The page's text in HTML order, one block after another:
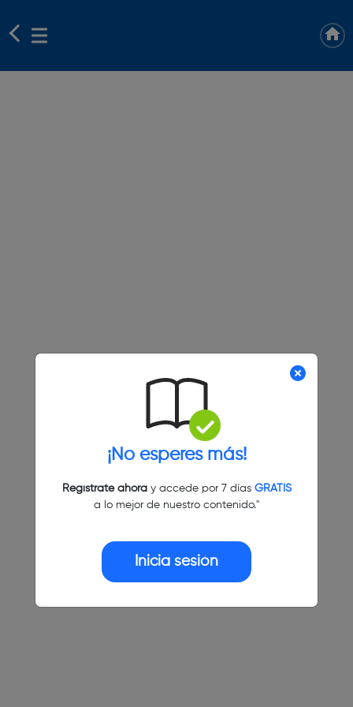
¡No esperes más!
Regístrate ahoray accede por 7 días GRATIS
a lo mejor de nuestro contenido."
Inicia sesión